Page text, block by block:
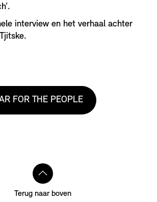
interview en het verhaal achter
FOR THE PEOPLE
Terug naar boven